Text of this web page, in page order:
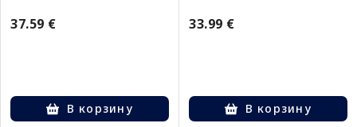
37.59 €
В корзину
33.99 €
В корзину